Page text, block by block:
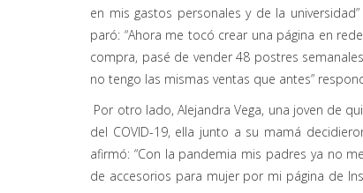
en mis gastos personales y de la
paró: “Ahora me tocó crear una página en
compra, pasé de vender 48 postres
no tengo las mismas ventas que antes”
Por otro lado, Alejandra Vega, una joven de
del COVID-19, ella junto a su mamá
afirmó: “Con la pandemia mis padres ya no
de accesorios para mujer por mi página de